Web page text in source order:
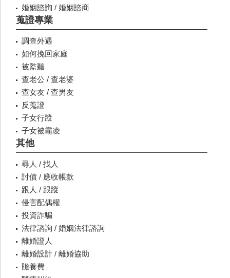
婚姻諮詢 / 婚姻諮商
蒐證專業
調查外遇
如何挽回家庭
被監聽
查老公 / 查老婆
查女友 / 查男友
反蒐證
子女行蹤
子女被霸凌
其他
尋人 / 找人
討債 / 應收帳款
跟人 / 跟蹤
侵害配偶權
投資詐騙
法律諮詢 / 婚姻法律諮詢
離婚證人
離婚設計 / 離婚協助
贍養費